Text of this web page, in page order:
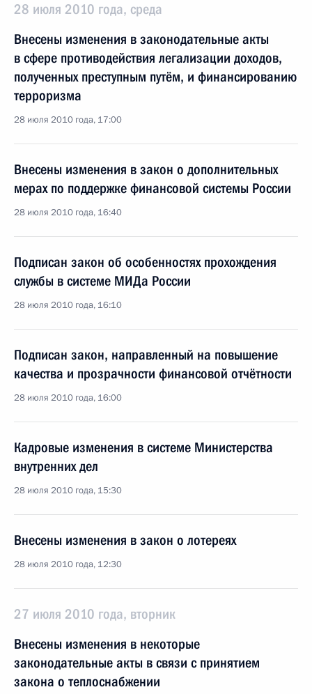
28 июля 2010 года, среда
Внесены изменения в законодательные акты
в сфере противодействия легализации доходов,
полученных преступным путём, и финансированию
терроризма
28 июля 2010 года, 17:00
Внесены изменения в закон о дополнительных
мерах по поддержке финансовой системы России
28 июля 2010 года, 16:40
Подписан закон об особенностях прохождения
службы в системе МИДа России
28 июля 2010 года, 16:10
Подписан закон, направленный на повышение
качества и прозрачности финансовой отчётности
28 июля 2010 года, 16:00
Кадровые изменения в системе Министерства
внутренних дел
28 июля 2010 года, 15:30
Внесены изменения в закон о лотереях
28 июля 2010 года, 12:30
27 июля 2010 года, вторник
Внесены изменения в некоторые
законодательные акты в связи с принятием
закона о теплоснабжении